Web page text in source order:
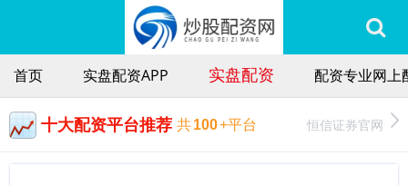
首页 实盘配资APP 实盘配资 配资专业网上
十大配资平台推荐 共100+平台 恒信证券官网